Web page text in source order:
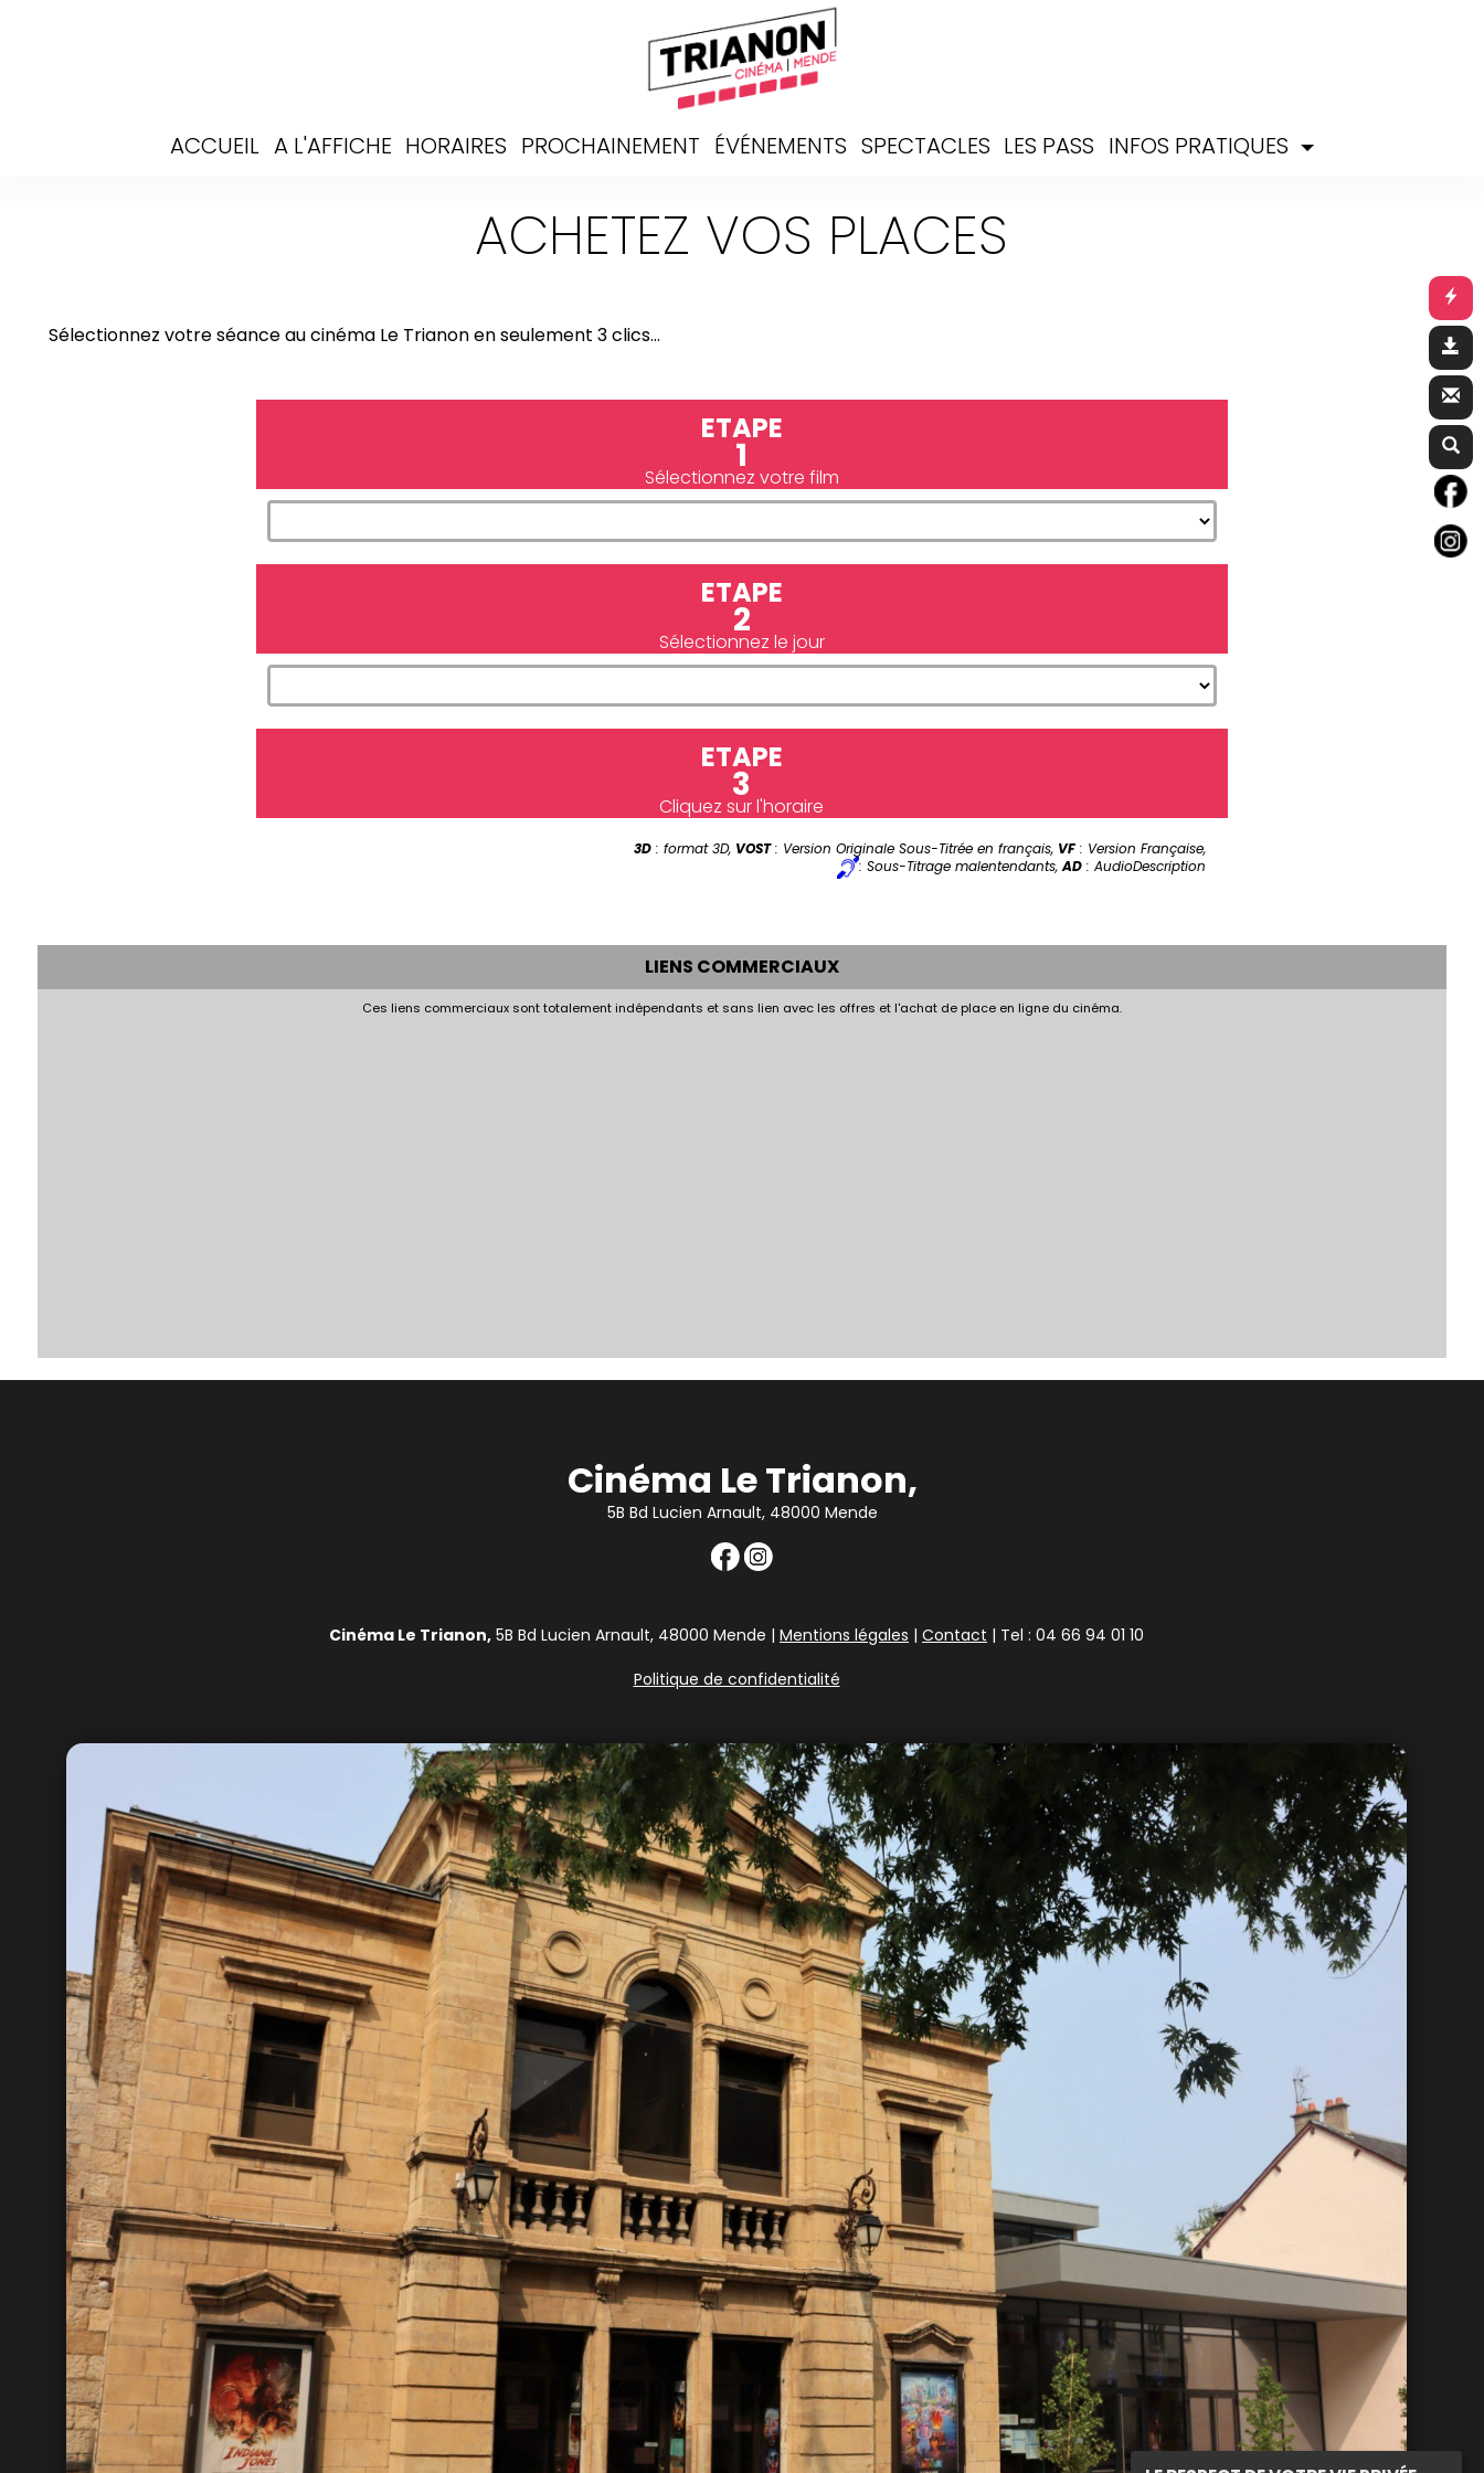
ACCUEIL A L'AFFICHE HORAIRES PROCHAINEMENT ÉVÉNEMENTS SPECTACLES LES PASS INFOS PRATIQUES
ACHETEZ VOS PLACES
Sélectionnez votre séanceau cinéma Le Trianonen seulement 3 clics...
ETAPE
1
Sélectionnez votre film
ETAPE
2
Sélectionnez le jour
ETAPE
3
Cliquez sur l'horaire
3D: format 3D, VOST: Version Originale Sous-Titrée en français, VF: Version Française,
: Sous-Titrage malentendants, AD: AudioDescription
LIENS COMMERCIAUX
Ces liens commerciaux sont totalement indépendants et sans lien avec les offres et l'achat de place en ligne du cinéma.
Cinéma Le Trianon,
5B Bd Lucien Arnault, 48000 Mende
Cinéma Le Trianon, 5B Bd Lucien Arnault, 48000 Mende | Mentions légales | Contact | Tel : 04 66 94 01 10
Politique de confidentialité